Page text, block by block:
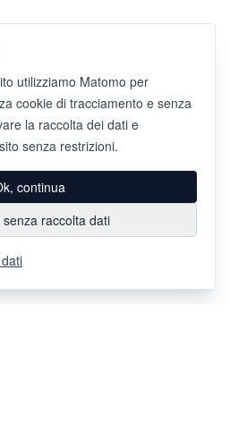
utilizziamo Matomo per
cookie di tracciamento e senza
la raccolta dei dati e
senza restrizioni.
continua
raccolta dati